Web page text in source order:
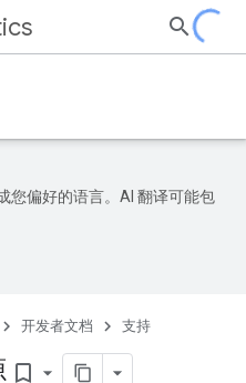
您偏好的语言。AI 翻译可能包
开发者文档 支持
bookmark_border